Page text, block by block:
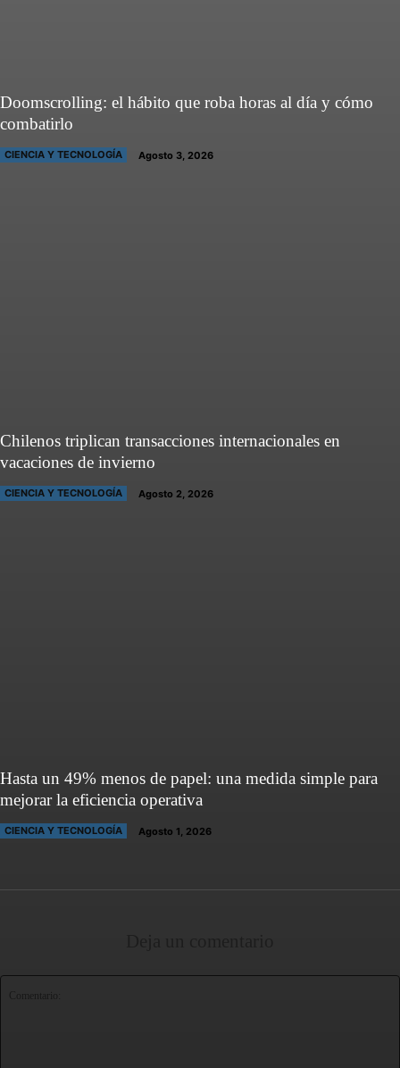
Doomscrolling: el hábito que roba horas al día y cómo
combatirlo
CIENCIA Y TECNOLOGÍA Agosto 3, 2026
Chilenos triplican transacciones internacionales en
vacaciones de invierno
CIENCIA Y TECNOLOGÍA Agosto 2, 2026
Hasta un 49% menos de papel: una medida simple para
mejorar la eficiencia operativa
CIENCIA Y TECNOLOGÍA Agosto 1, 2026